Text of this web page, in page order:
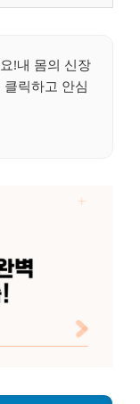
!내 몸의 신장
릭하고 안심